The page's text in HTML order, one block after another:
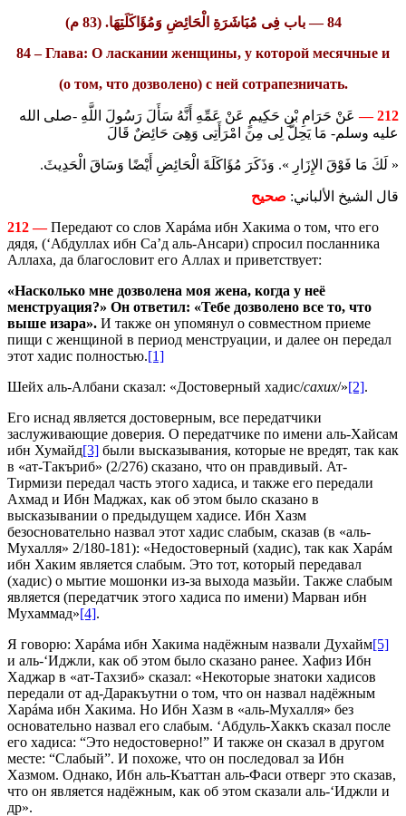
84 — باب فِى مُبَاشَرَةِ الْحَائِضِ وَمُؤَاكَلَتِهَا. (83 م)
84 – Глава: О ласкании женщины, у которой месячные и
(о том, что дозволено) с ней сотрапезничать.
212 —
عَنْ حَرَامِ بْنِ حَكِيمٍ عَنْ عَمِّهِ أَنَّهُ سَأَلَ رَسُولَ اللَّهِ -صلى الله
عليه وسلم- مَا يَحِلُّ لِى مِنَ امْرَأَتِى وَهِىَ حَائِضٌ قَالَ
« لَكَ مَا فَوْقَ الإِزَارِ ». وَذَكَرَ مُؤَاكَلَةَ الْحَائِضِ أَيْضًا وَسَاقَ الْحَدِيثَ.
قال الشيخ الألباني: صحيح
212 —Передают со слов Харáма ибн Хакима о том, что его
дядя, (‘Абдуллах ибн Са’д аль-Ансари) спросил посланника
Аллаха, да благословит его Аллах и приветствует:
«Насколько мне дозволена моя жена, когда у неё
менструация?» Он ответил: «Тебе дозволено все то, что
выше изара». И также он упомянул о совместном приеме
пищи с женщиной в период менструации, и далее он передал
этот хадис полностью.[1]
Шейх аль-Албани сказал: «Достоверный хадис/сахих/»[2].
Его иснад является достоверным, все передатчики
заслуживающие доверия. О передатчике по имени аль-Хайсам
ибн Хумайд[3] были высказывания, которые не вредят, так как
в «ат-Такъриб» (2/276) сказано, что он правдивый. Ат-
Тирмизи передал часть этого хадиса, и также его передали
Ахмад и Ибн Маджах, как об этом было сказано в
высказывании о предыдущем хадисе. Ибн Хазм
безосновательно назвал этот хадис слабым, сказав (в «аль-
Мухалля» 2/180-181): «Недостоверный (хадис), так как Харáм
ибн Хаким является слабым. Это тот, который передавал
(хадис) о мытие мошонки из-за выхода мазьйи. Также слабым
является (передатчик этого хадиса по имени) Марван ибн
Мухаммад»[4].
Я говорю: Харáма ибн Хакима надёжным назвали Духайм[5]
и аль-‘Иджли, как об этом было сказано ранее. Хафиз Ибн
Хаджар в «ат-Тахзиб» сказал: «Некоторые знатоки хадисов
передали от ад-Даракъутни о том, что он назвал надёжным
Харáма ибн Хакима. Но Ибн Хазм в «аль-Мухалля» без
основательно назвал его слабым. ‘Абдуль-Хаккъ сказал после
его хадиса: “Это недостоверно!” И также он сказал в другом
месте: “Слабый”. И похоже, что он последовал за Ибн
Хазмом. Однако, Ибн аль-Къаттан аль-Фаси отверг это сказав,
что он является надёжным, как об этом сказали аль-‘Иджли и
др».